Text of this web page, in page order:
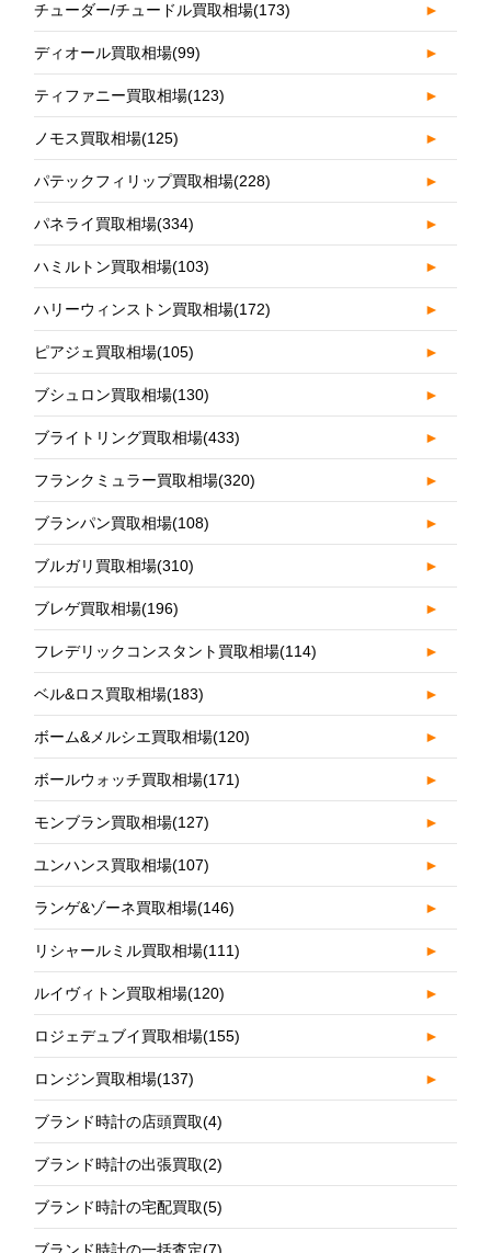
チューダー/チュードル買取相場(173) ►
ディオール買取相場(99) ►
ティファニー買取相場(123) ►
ノモス買取相場(125) ►
パテックフィリップ買取相場(228) ►
パネライ買取相場(334) ►
ハミルトン買取相場(103) ►
ハリーウィンストン買取相場(172) ►
ピアジェ買取相場(105) ►
ブシュロン買取相場(130) ►
ブライトリング買取相場(433) ►
フランクミュラー買取相場(320) ►
ブランパン買取相場(108) ►
ブルガリ買取相場(310) ►
ブレゲ買取相場(196) ►
フレデリックコンスタント買取相場(114) ►
ベル&ロス買取相場(183) ►
ボーム&メルシエ買取相場(120) ►
ボールウォッチ買取相場(171) ►
モンブラン買取相場(127) ►
ユンハンス買取相場(107) ►
ランゲ&ゾーネ買取相場(146) ►
リシャールミル買取相場(111) ►
ルイヴィトン買取相場(120) ►
ロジェデュブイ買取相場(155) ►
ロンジン買取相場(137) ►
ブランド時計の店頭買取(4)
ブランド時計の出張買取(2)
ブランド時計の宅配買取(5)